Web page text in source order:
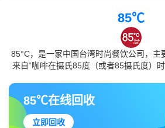
85℃
85°C，是一家中国台湾时尚餐饮公司，主
来自“咖啡在摄氏85度（或者85摄氏度）时
85℃在线回收
立即回收